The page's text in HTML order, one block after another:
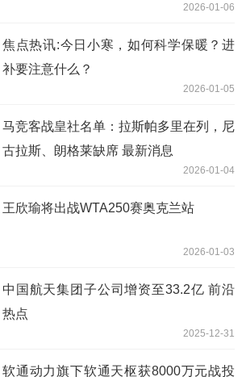
2026-01-06
焦点热讯:今日小寒，如何科学保暖？进
补要注意什么？
2026-01-05
马竞客战皇社名单：拉斯帕多里在列，尼
古拉斯、朗格莱缺席 最新消息
2026-01-04
王欣瑜将出战WTA250赛奥克兰站
2026-01-03
中国航天集团子公司增资至33.2亿 前沿
热点
2025-12-31
软通动力旗下软通天枢获8000万元战投